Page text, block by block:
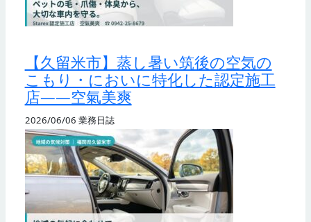
【久留米市】蒸し暑い筑後の空気の
こもり・においに特化した認定施工
店——空氣美爽
2026/06/06 業務日誌